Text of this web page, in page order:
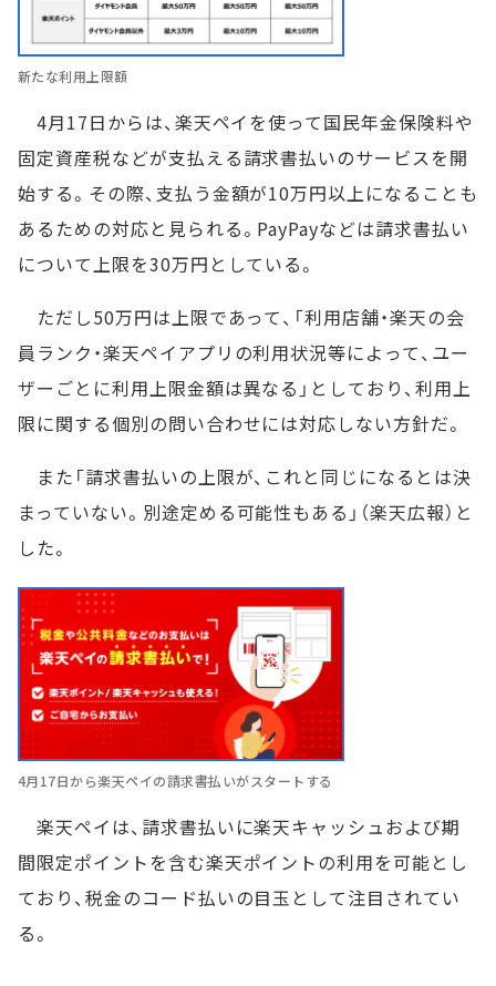
新たな利用上限額
4月17日からは、楽天ペイを使って国民年金保険料や
固定資産税などが支払える請求書払いのサービスを開
始する。その際、支払う金額が10万円以上になることも
あるための対応と見られる。PayPayなどは請求書払い
について上限を30万円としている。
ただし50万円は上限であって、「利用店舗・楽天の会
員ランク・楽天ペイアプリの利用状況等によって、ユー
ザーごとに利用上限金額は異なる」としており、利用上
限に関する個別の問い合わせには対応しない方針だ。
また「請求書払いの上限が、これと同じになるとは決
まっていない。別途定める可能性もある」（楽天広報）と
した。
4月17日から楽天ペイの請求書払いがスタートする
楽天ペイは、請求書払いに楽天キャッシュおよび期
間限定ポイントを含む楽天ポイントの利用を可能とし
ており、税金のコード払いの目玉として注目されてい
る。